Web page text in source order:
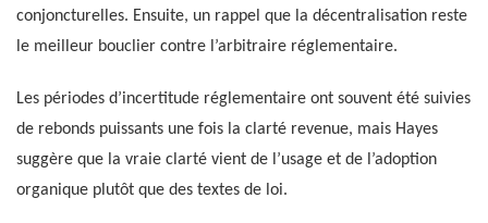
conjoncturelles. Ensuite, un rappel que la décentralisation reste
le meilleur bouclier contre l’arbitraire réglementaire.
Les périodes d’incertitude réglementaire ont souvent été suivies
de rebonds puissants une fois la clarté revenue, mais Hayes
suggère que la vraie clarté vient de l’usage et de l’adoption
organique plutôt que des textes de loi.